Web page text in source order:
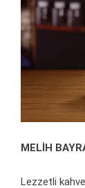
MELİH
Lezzetli